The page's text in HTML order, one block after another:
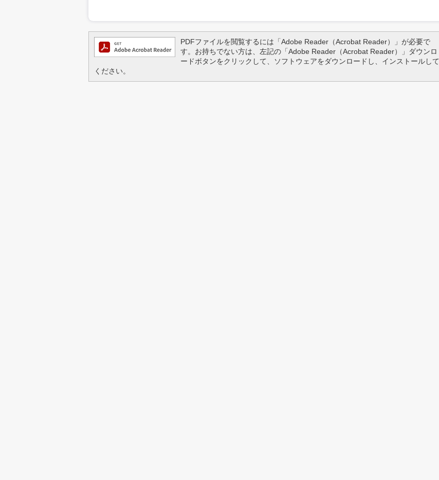
PDFファイルを閲覧するには「Adobe Reader（Acrobat Reader）」が必要で
す。お持ちでない方は、左記の「Adobe Reader（Acrobat Reader）」ダウンロ
ードボタンをクリックして、ソフトウェアをダウンロードし、インストールして
ください。